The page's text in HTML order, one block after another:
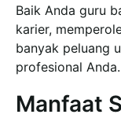
Baik Anda guru
karier,
banyak peluang
profesional Anda.
Manfaat